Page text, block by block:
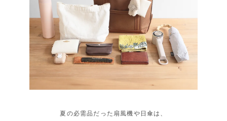
夏の必需品だった扇風機や日傘は、